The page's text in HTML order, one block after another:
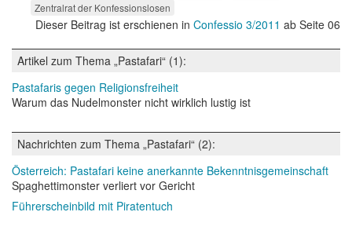
Zentralrat der Konfessionslosen
Dieser Beitrag ist erschienen in Confessio 3/2011 ab Seite 06
Artikel zum Thema „Pastafari“ (1):
Pastafaris gegen Religionsfreiheit
Warum das Nudelmonster nicht wirklich lustig ist
Nachrichten zum Thema „Pastafari“ (2):
Österreich: Pastafari keine anerkannte Bekenntnisgemeinschaft
Spaghettimonster verliert vor Gericht
Führerscheinbild mit Piratentuch